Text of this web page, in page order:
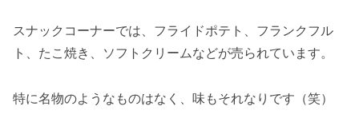
スナックコーナーでは、フライドポテト、フランクフル
ト、たこ焼き、ソフトクリームなどが売られています。
特に名物のようなものはなく、味もそれなりです（笑）